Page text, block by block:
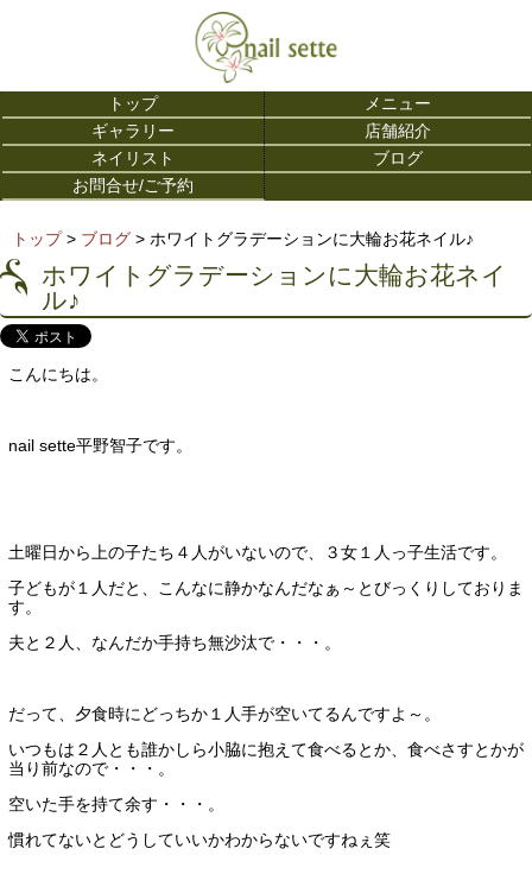
トップ
メニュー
ギャラリー
店舗紹介
ネイリスト
ブログ
お問合せ/ご予約
トップ> ブログ > ホワイトグラデーションに大輪お花ネイル♪
ホワイトグラデーションに大輪お花ネイ
ル♪
こんにちは。
nail sette平野智子です。
土曜日から上の子たち４人がいないので、３女１人っ子生活です。
子どもが１人だと、こんなに静かなんだなぁ～とびっくりしておりま
す。
夫と２人、なんだか手持ち無沙汰で・・・。
だって、夕食時にどっちか１人手が空いてるんですよ～。
いつもは２人とも誰かしら小脇に抱えて食べるとか、食べさすとかが
当り前なので・・・。
空いた手を持て余す・・・。
慣れてないとどうしていいかわからないですねぇ笑